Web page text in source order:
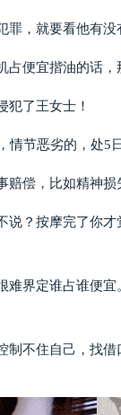
，就要看他有
占便宜揩油的话，
犯了王女士！
情节恶劣的，处5
赔偿，比如精神损
说？按摩完了你
界定谁占谁便
不住自己，找